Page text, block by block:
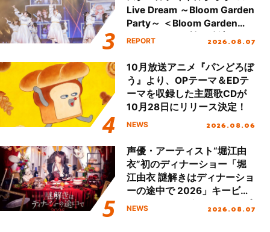
Live Dream ～Bloom Garden
Party～ ＜Bloom Garden
Party Stage／埼玉公演＞”
REPORT 2026.08.07
10月放送アニメ『パンどろぼ
う』より、OPテーマ＆EDテ
ーマを収録した主題歌CDが
10月28日にリリース決定！
NEWS 2026.08.06
声優・アーティスト“堀江由
衣”初のディナーショー「堀
江由衣 謎解きはディナーショ
ーの途中で 2026」キービジ
ュアル＆グッズラインナップ
NEWS 2026.08.07